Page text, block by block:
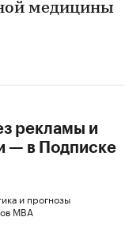
медицины
рекламы и
— в Подписке
и прогнозы
MBA